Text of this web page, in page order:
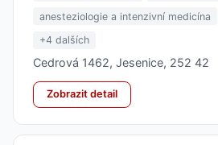
anesteziologie a intenzivní medicína
+4 dalších
Cedrová 1462, Jesenice, 252 42
Zobrazit detail